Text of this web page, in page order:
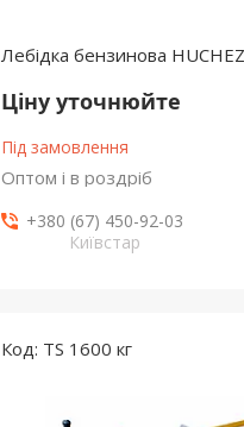
Лебідка бензинова
Ціну уточнюйте
Під замовлення
Оптом і в роздріб
+380 (67) 450-92-03
Київстар
TS 1600 кг